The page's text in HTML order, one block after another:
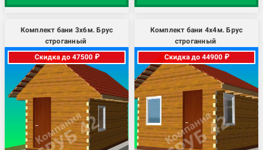
Комплект бани 3х6м. Брус
строганный
Скидка до 47500 ₽
Комплект бани 4х4м. Брус
строганный
Скидка до 44900 ₽